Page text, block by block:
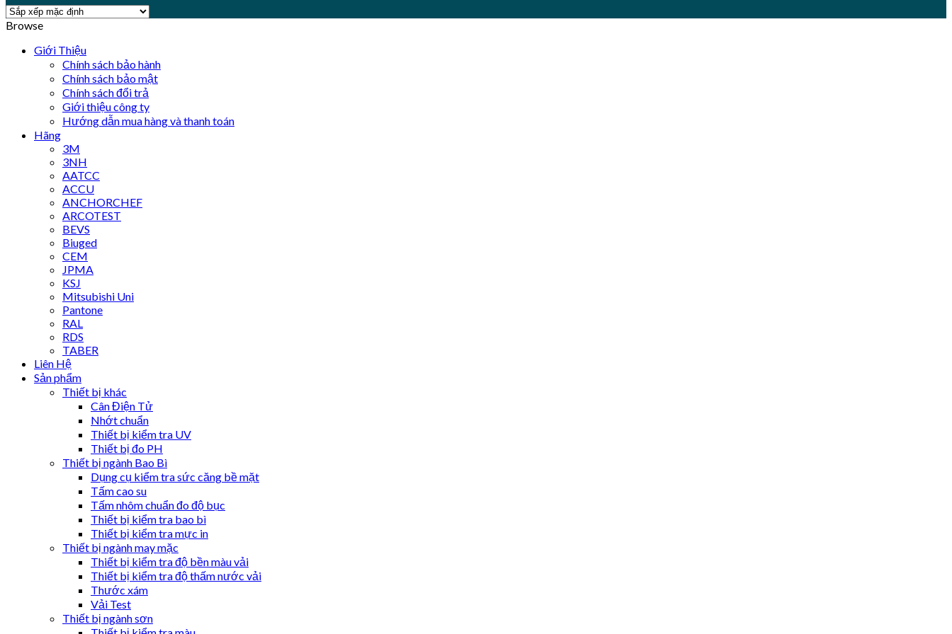
Browse
Giới Thiệu
Chính sách bảo hành
Chính sách bảo mật
Chính sách đổi trả
Giới thiệu công ty
Hướng dẫn mua hàng và thanh toán
Hãng
3M
3NH
AATCC
ACCU
ANCHORCHEF
ARCOTEST
BEVS
Biuged
CEM
JPMA
KSJ
Mitsubishi Uni
Pantone
RAL
RDS
TABER
Liên Hệ
Sản phẩm
Thiết bị khác
Cân Điện Tử
Nhớt chuẩn
Thiết bị kiểm tra UV
Thiết bị đo PH
Thiết bị ngành Bao Bì
Dụng cụ kiểm tra sức căng bề mặt
Tấm cao su
Tấm nhôm chuẩn đo độ bục
Thiết bị kiểm tra bao bì
Thiết bị kiểm tra mực in
Thiết bị ngành may mặc
Thiết bị kiểm tra độ bền màu vải
Thiết bị kiểm tra độ thấm nước vải
Thước xám
Vải Test
Thiết bị ngành sơn